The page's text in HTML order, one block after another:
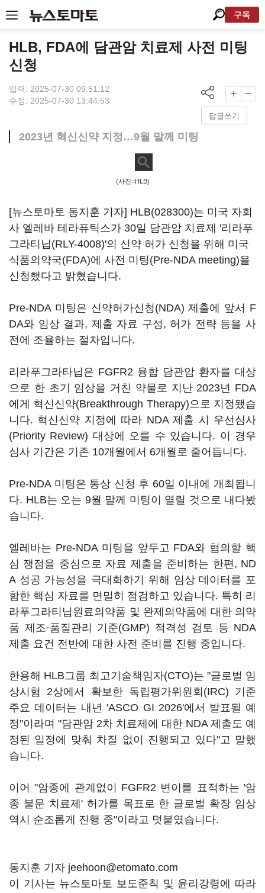
구독
HLB, FDA에 담관암 치료제 사전 미팅
신청
입력: 2025-07-30 09:51:12
수정: 2025-07-30 13:44:53
답글쓰기
2023년 혁신신약 지정…9월 말께 미팅
(사진=HLB)
[뉴스토마토 동지훈 기자] HLB(028300)는 미국 자회
사 엘레바 테라퓨틱스가 30일 담관암 치료제 '리라푸
그라티닙(RLY-4008)'의 신약 허가 신청을 위해 미국
식품의약국(FDA)에 사전 미팅(Pre-NDA meeting)을
신청했다고 밝혔습니다.
Pre-NDA 미팅은 신약허가신청(NDA) 제출에 앞서 F
DA와 임상 결과, 제출 자료 구성, 허가 전략 등을 사
전에 조율하는 절차입니다.
리라푸그라타닙은 FGFR2 융합 담관암 환자를 대상
으로 한 초기 임상을 거친 약물로 지난 2023년 FDA
에게 혁신신약(Breakthrough Therapy)으로 지정됐습
니다. 혁신신약 지정에 따라 NDA 제출 시 우선심사
(Priority Review) 대상에 오를 수 있습니다. 이 경우
심사 기간은 기존 10개월에서 6개월로 줄어듭니다.
Pre-NDA 미팅은 통상 신청 후 60일 이내에 개최됩니
다. HLB는 오는 9월 말께 미팅이 열릴 것으로 내다봤
습니다.
엘레바는 Pre-NDA 미팅을 앞두고 FDA와 협의할 핵
심 쟁점을 중심으로 자료 제출을 준비하는 한편, ND
A 성공 가능성을 극대화하기 위해 임상 데이터를 포
함한 핵심 자료를 면밀히 점검하고 있습니다. 특히 리
라푸그라티닙원료의약품 및 완제의약품에 대한 의약
품 제조·품질관리 기준(GMP) 적격성 검토 등 NDA
제출 요건 전반에 대한 사전 준비를 진행 중입니다.
한용해 HLB그룹 최고기술책임자(CTO)는 "글로벌 임
상시험 2상에서 확보한 독립평가위원회(IRC) 기준
주요 데이터는 내년 'ASCO GI 2026'에서 발표될 예
정"이라며 "담관암 2차 치료제에 대한 NDA 제출도 예
정된 일정에 맞춰 차질 없이 진행되고 있다"고 말했
습니다.
이어 "암종에 관계없이 FGFR2 변이를 표적하는 '암
종 불문 치료제' 허가를 목표로 한 글로벌 확장 임상
역시 순조롭게 진행 중"이라고 덧붙였습니다.
동지훈 기자 jeehoon@etomato.com
이 기사는 뉴스토마토 보도준칙 및 윤리강령에 따라